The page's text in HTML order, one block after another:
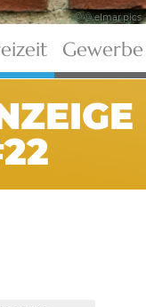
© © elmar.pics
Gewerbe